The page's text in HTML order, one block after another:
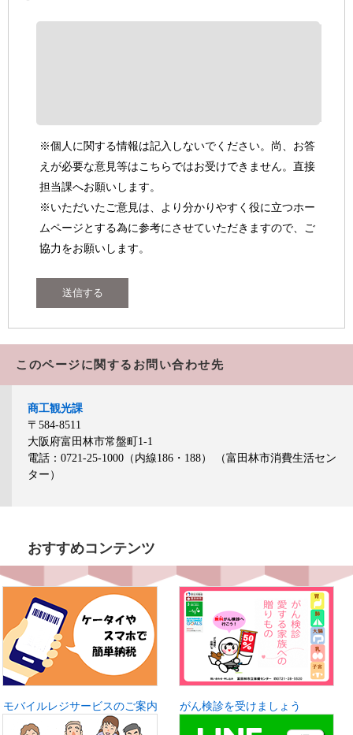
※個人に関する情報は記入しないでください。尚、お答
えが必要な意見等はこちらではお受けできません。直接
担当課へお願いします。
※いただいたご意見は、より分かりやすく役に立つホー
ムページとする為に参考にさせていただきますので、ご
協力をお願いします。
このページに関するお問い合わせ先
商工観光課
〒584-8511
大阪府富田林市常盤町1-1
電話：0721-25-1000（内線186・188）
（富田林市消費生活セン
ター）
おすすめコンテンツ
モバイルレジサービスのご案内 がん検診を受けましょう